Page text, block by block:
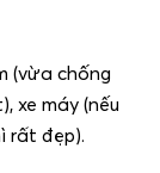
(vừa chống
xe máy (nếu
rất đẹp).